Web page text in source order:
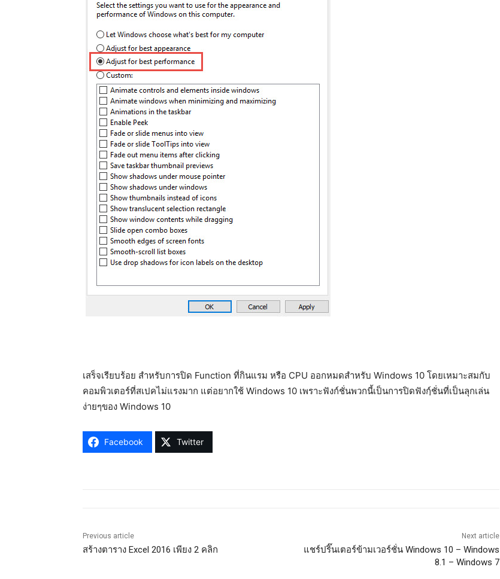
เสร็จเรียบร้อย สำหรับการปิด Function ที่กินแรม หรือ CPU ออกหมดสำหรับ Windows 10 โดยเหมาะสมกับ
คอมพิวเตอร์ที่สเปคไม่แรงมาก แต่อยากใช้ Windows 10 เพราะฟังก์ชั่นพวกนี้เป็นการปิดฟังก์ฺชั่นที่เป็นลุกเล่น
ง่ายๆของ Windows 10
Facebook Twitter
Previous article
สร้างตาราง Excel 2016 เพียง 2 คลิก
Next article
แชร์ปริ๊นเตอร์ข้ามเวอร์ชั่น Windows 10 – Windows
8.1 – Windows 7